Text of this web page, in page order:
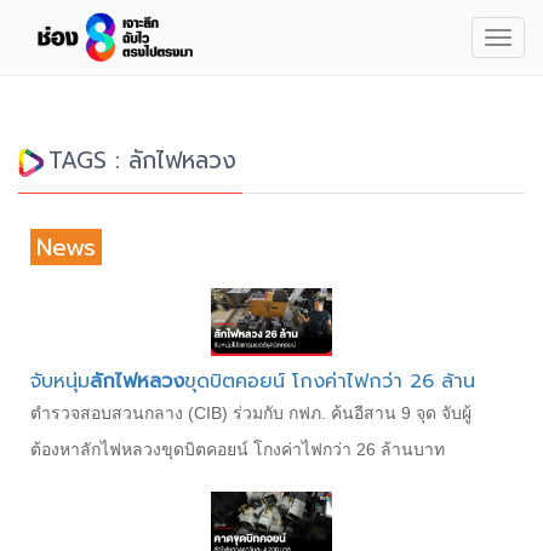
TAGS : ลักไฟหลวง
News
จับหนุ่มลักไฟหลวงขุดบิตคอยน์ โกงค่าไฟกว่า 26 ล้าน
ตำรวจสอบสวนกลาง (CIB) ร่วมกับ กฟภ. ค้นอีสาน 9 จุด จับผู้
ต้องหาลักไฟหลวงขุดบิตคอยน์ โกงค่าไฟกว่า 26 ล้านบาท